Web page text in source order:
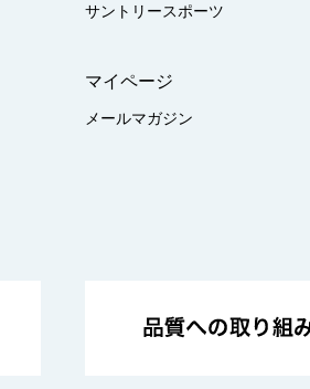
サントリースポーツ
マイページ
メールマガジン